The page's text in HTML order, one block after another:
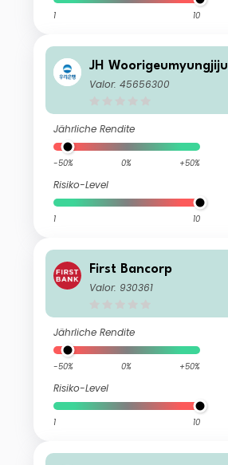
1 10
JH Woorigeumyungjiju
Valor: 45656300
Jährliche Rendite
-50% 0% +50%
Risiko-Level
1 10
First Bancorp
Valor: 930361
Jährliche Rendite
-50% 0% +50%
Risiko-Level
1 10